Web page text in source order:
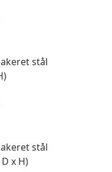
stål
stål
x H)